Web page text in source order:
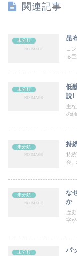
関連記事
未分類 昆
コ
る
未分類
低
説!
主
の組
未分類 持
持
会
未分類
な
か
歴
字
未分類 パ